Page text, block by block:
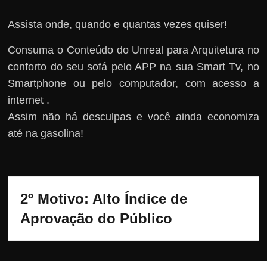
Assista onde, quando e quantas vezes quiser!
Consuma o Conteúdo do Unreal para Arquitetura no
conforto do seu sofá pelo APP na sua Smart Tv, no
Smartphone ou pelo computador, com acesso a
internet .
Assim não há desculpas e você ainda economiza
até na gasolina!
2º Motivo: Alto Índice de
Aprovação do Público